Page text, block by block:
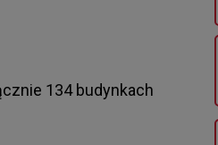
134 budynkach